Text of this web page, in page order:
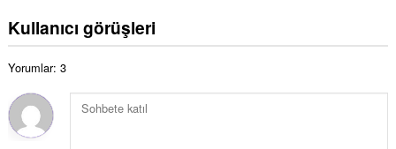
s
ı
y
s
ı
s
l
o
y
Kullanıcı görüşleri
Yorumlar: 3